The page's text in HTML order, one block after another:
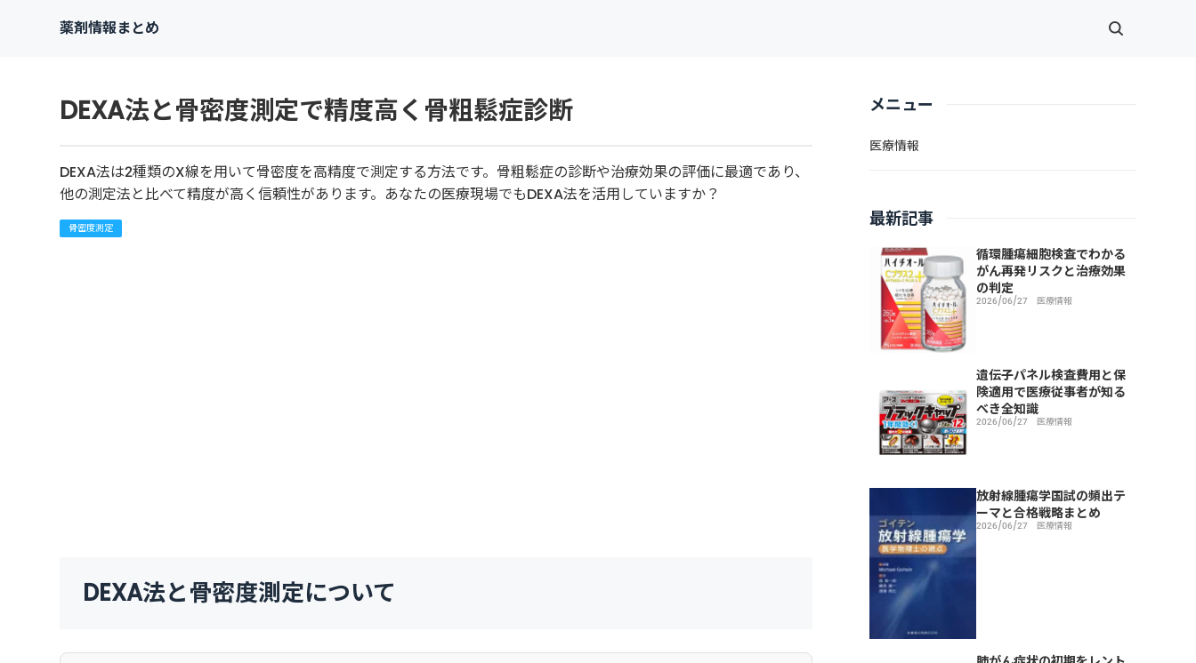
薬剤情報まとめ
DEXA法と骨密度測定で精度高く骨粗鬆症診断
DEXA法は2種類のX線を用いて骨密度を高精度で測定する方法です。骨粗鬆症の診断や治療効果の評価に最適であり、
他の測定法と比べて精度が高く信頼性があります。あなたの医療現場でもDEXA法を活用していますか？
骨密度測定
DEXA法と骨密度測定について
メニュー
医療情報
最新記事
循環腫瘍細胞検査でわかる
がん再発リスクと治療効果
の判定
2026/06/27 医療情報
遺伝子パネル検査費用と保
険適用で医療従事者が知る
べき全知識
2026/06/27 医療情報
放射線腫瘍学国試の頻出テ
ーマと合格戦略まとめ
2026/06/27 医療情報